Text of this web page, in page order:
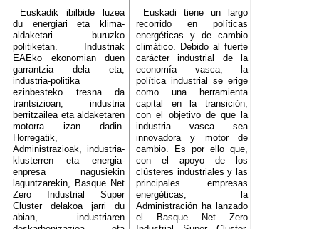
Euskadik ibilbide luzea
du energiari eta klima-
aldaketari buruzko
politiketan. Industriak
EAEko ekonomian duen
garrantzia dela eta,
industria-politika
ezinbesteko tresna da
trantsizioan, industria
berritzailea eta aldaketaren
motorra izan dadin.
Horregatik,
Administrazioak, industria-
klusterren eta energia-
enpresa nagusiekin
laguntzarekin, Basque Net
Zero Industrial Super
Cluster delakoa jarri du
abian, industriaren
Euskadi tiene un largo
recorrido en políticas
energéticas y de cambio
climático. Debido al fuerte
carácter industrial de la
economía vasca, la
política industrial se erige
como una herramienta
capital en la transición,
con el objetivo de que la
industria vasca sea
innovadora y motor de
cambio. Es por ello que,
con el apoyo de los
clústeres industriales y las
principales empresas
energéticas, la
Administración ha lanzado
el Basque Net Zero